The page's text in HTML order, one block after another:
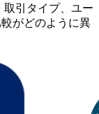
取引タイプ、ユー
がどのように異